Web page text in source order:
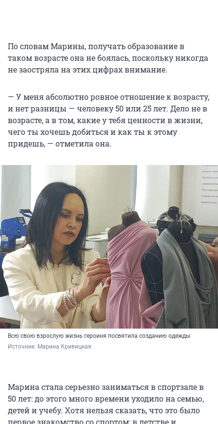
По словам Марины, получать образование в
таком возрасте она не боялась, поскольку никогда
не заостряла на этих цифрах внимание.
— У меня абсолютно ровное отношение к возрасту,
и нет разницы — человеку 50 или25 лет. Дело не в
возрасте, а в том, какие у тебя ценности в жизни,
чего ты хочешь добиться и как ты к этому
придешь, — отметила она.
Всю свою взрослую жизнь героиня посвятила созданию одежды
Источник: Марина Кривицкая
Марина стала серьезно заниматься в спортзале в
50 лет: до этого много времени уходило на семью,
детей и учебу. Хотя нельзя сказать, что это было
первое знакомство со спортом: в детстве и